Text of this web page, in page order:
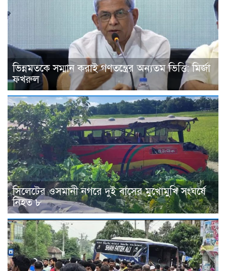
ভিন্নমতকে সম্মান করাই গণতন্ত্রের অন্যতম ভিত্তি: মির্জা
ফখরুল
সিলেটের ওসমানী নগরে দুই বাসের মুখোমুখি সংঘর্ষে
নিহত ৮